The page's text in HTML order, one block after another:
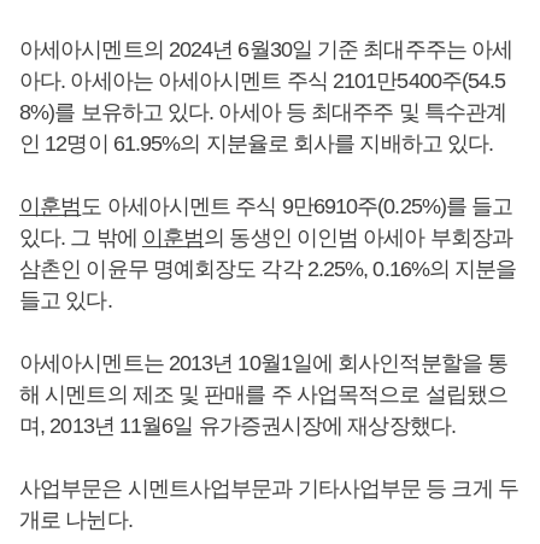
아세아시멘트의 2024년 6월30일 기준 최대주주는 아세
아다. 아세아는 아세아시멘트 주식 2101만5400주(54.5
8%)를 보유하고 있다. 아세아 등 최대주주 및 특수관계
인 12명이 61.95%의 지분율로 회사를 지배하고 있다.
이훈범 도 아세아시멘트 주식 9만6910주(0.25%)를 들고
있다. 그 밖에 이훈범의 동생인 이인범 아세아 부회장과
삼촌인 이윤무 명예회장도 각각 2.25%, 0.16%의 지분을
들고 있다.
아세아시멘트는 2013년 10월1일에 회사인적분할을 통
해 시멘트의 제조 및 판매를 주 사업목적으로 설립됐으
며, 2013년 11월6일 유가증권시장에 재상장했다.
사업부문은 시멘트사업부문과 기타사업부문 등 크게 두
개로 나뉜다.